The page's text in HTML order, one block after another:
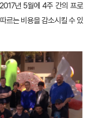
년 5월에 4주 간의 프로
르는 비용을 감소시킬 수 있